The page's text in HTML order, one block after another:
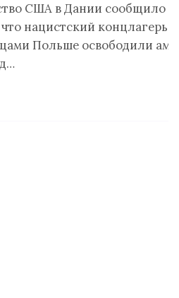
США в Дании сообщило
нацистский концлагерь
Польше освободили